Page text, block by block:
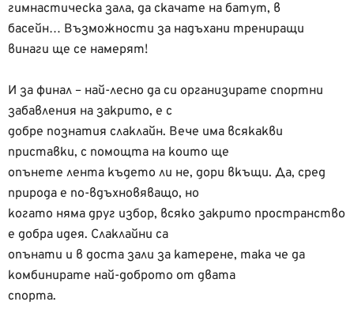
гимнастическа зала, да скачате на батут, в
басейн… Възможности за надъхани трениращи
винаги ще се намерят!
И за финал – най-лесно да си организирате спортни
забавления на закрито, е с
добре познатия слаклайн. Вече има всякакви
приставки, с помощта на които ще
опънете лента където ли не, дори вкъщи. Да, сред
природа е по-вдъхновяващо, но
когато няма друг избор, всяко закрито пространство
е добра идея. Слаклайни са
опънати и в доста зали за катерене, така че да
комбинирате най-доброто от двата
спорта.